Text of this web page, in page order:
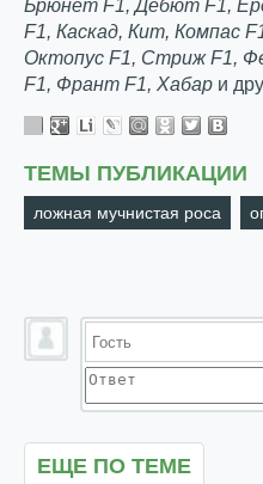
Брюнет F1, Дебют F1,
F1, Каскад, Кит, Компас
Октопус F1, Стриж F1,
F1, Франт F1, Хабар и
ТЕМЫ ПУБЛИКАЦИИ
ложная мучнистая роса
ЕЩЕ ПО ТЕМЕ